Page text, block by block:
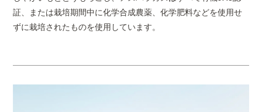
証、または栽培期間中に化学合成農薬、化学肥料などを使用せ
ずに栽培されたものを使用しています。